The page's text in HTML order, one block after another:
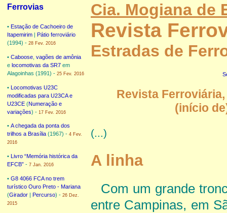
Ferrovias
• Estação de Cachoeiro de
Itapemirim
Pátio ferroviário
(1994) - 28 Fev. 2016
• Caboose vagões de amônia
e locomotivas da SR7 em
Alagoinhas (1991) - 25 Fev. 2016
• Locomotivas U23C
modificadas para U23CA e
U23CE (Numeração e
variações) - 17 Fev. 2016
• A chegada da ponta dos
trilhos a Brasília (1967) - 4 Fev.
2016
• Livro “Memória histórica da
EFCB” - 7 Jan. 2016
• G8 4066 FCA no trem
turístico Ouro Preto - Mariana
(Girador | Percurso) - 26 Dez.
2015
Cia. Mogiana de
Revista
Estradas de
Revista
(início
(...)
A linha
Com um grande
entre Campinas, em